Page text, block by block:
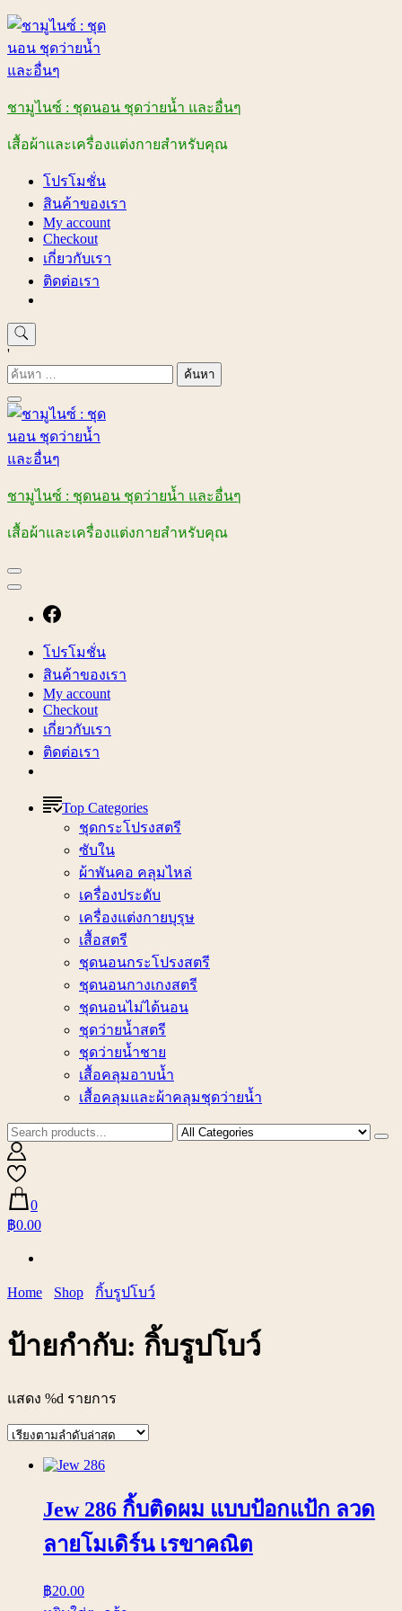
Skip
content
ชามูไนซ์ : ชุดนอน ชุดว่ายน้ำ และอื่นๆ
เสื้อผ้าและเครื่องแต่งกายสำหรับคุณ
โปรโมชั่น
สินค้าของเรา
My account
Checkout
เกี่ยวกับเรา
ติดต่อเรา
'
ค้นหา
สำหรับ:
ชามูไนซ์ : ชุดนอน ชุดว่ายน้ำ และอื่นๆ
เสื้อผ้าและเครื่องแต่งกายสำหรับคุณ
โปรโมชั่น
สินค้าของเรา
My account
Checkout
เกี่ยวกับเรา
ติดต่อเรา
Top Categories
ชุดกระโปรงสตรี
ซับใน
ผ้าพันคอ คลุมไหล่
เครื่องประดับ
เครื่องแต่งกายบุรุษ
เสื้อสตรี
ชุดนอนกระโปรงสตรี
ชุดนอนกางเกงสตรี
ชุดนอนไม่ได้นอน
ชุดว่ายน้ำสตรี
ชุดว่ายน้ำชาย
เสื้อคลุมอาบน้ำ
เสื้อคลุมและผ้าคลุมชุดว่ายน้ำ
0
฿0.00
Home Shop กิ้บรูปโบว์
ป้ายกำกับ: กิ้บรูปโบว์
แสดง %d รายการ
Jew 286 กิ้บติดผม แบบป้อกแป้ก ลวด
ลายโมเดิร์น เรขาคณิต
฿20.00